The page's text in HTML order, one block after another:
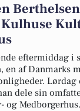
eftermiddag i
en af Danmarks
Lørdag
dele sin
og Medborgerhus.